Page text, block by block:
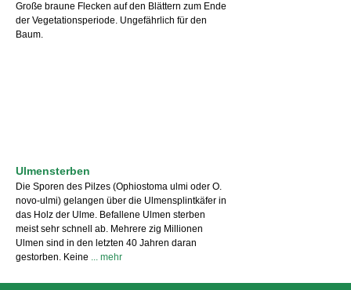
Große braune Flecken auf den Blättern zum Ende
der Vegetationsperiode. Ungefährlich für den
Baum.
Ulmensterben
Die Sporen des Pilzes (Ophiostoma ulmi oder O.
novo-ulmi) gelangen über die Ulmensplintkäfer in
das Holz der Ulme. Befallene Ulmen sterben
meist sehr schnell ab. Mehrere zig Millionen
Ulmen sind in den letzten 40 Jahren daran
gestorben. Keine ... mehr